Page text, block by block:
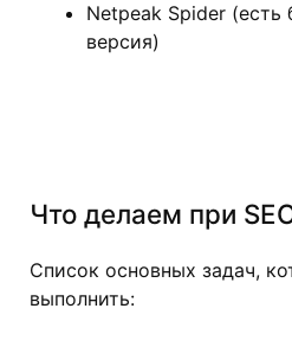
Netpeak Spider (есть
версия)
Что делаем при
Список основных задач,
выполнить: